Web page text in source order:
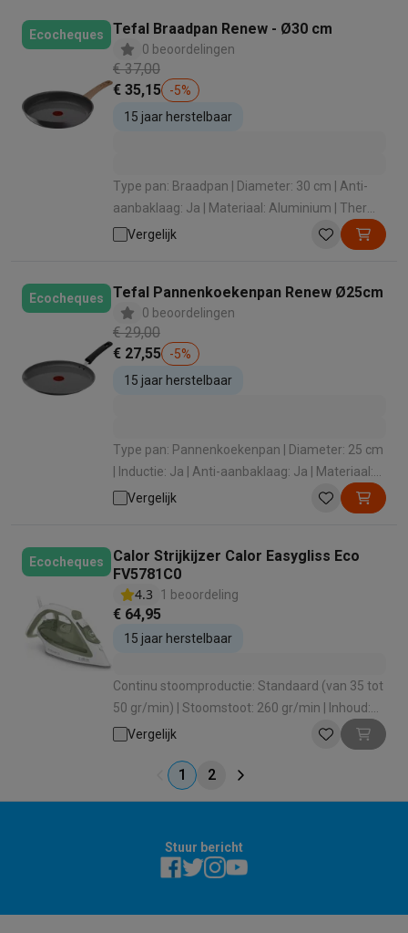
Ecocheques Tefal Braadpan Renew - Ø30 cm
0 beoordelingen
€ 37,00
€ 35,15
-5%
15 jaar herstelbaar
Type pan: Braadpan | Diameter: 30 cm | Anti-
aanbaklaag: Ja | Materiaal: Aluminium | Thermo
spot: Ja
Vergelijk
Ecocheques Tefal Pannenkoekenpan Renew Ø25cm
0 beoordelingen
€ 29,00
€ 27,55
-5%
15 jaar herstelbaar
Type pan: Pannenkoekenpan | Diameter: 25 cm
| Inductie: Ja | Anti-aanbaklaag: Ja | Materiaal:
Aluminium
Vergelijk
Ecocheques
Calor Strijkijzer Calor Easygliss Eco
FV5781C0
4.3
1 beoordeling
€ 64,95
15 jaar herstelbaar
Continu stoomproductie: Standaard (van 35 tot
50 gr/min) | Stoomstoot: 260 gr/min | Inhoud:
Extra klein (van 0 L tot 0,5 L) | Opwarmtijd: Zeer
Standaard (van 35 tot 50 gr/min)
Vergelijk
1 2
Stuur bericht